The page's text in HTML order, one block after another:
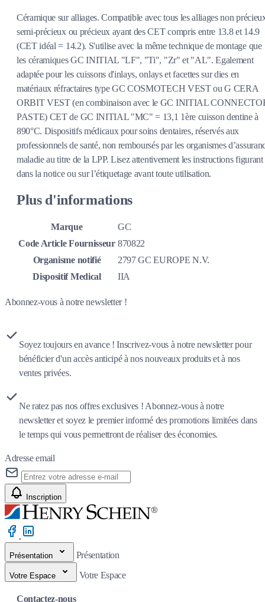
Céramique sur alliages. Compatible avec tous les alliages non
semi-précieux ou précieux ayant des CET compris entre 13.8 et 14.9
(CET idéal = 14.2). S'utilise avec la même technique de montage que
les céramiques GC INITIAL "LF", "Ti", "Zr" et "AL". Egalement
adaptée pour les cuissons d'inlays, onlays et facettes sur dies en
matériaux réfractaires type GC COSMOTECH VEST ou G CERA
ORBIT VEST (en combinaison avec le GC INITIAL
PASTE) CET de GC INITIAL "MC" = 13,1 1ère cuisson dentine à
890°C. Dispositifs médicaux pour soins dentaires, réservés aux
professionnels de santé, non remboursés par les organismes
maladie au titre de la LPP. Lisez attentivement les instructions figurant
dans la notice ou sur l’étiquetage avant toute utilisation.
Plus d'informations
Marque
GC
Code Article Fournisseur 870822
Organisme notifié
2797 GC EUROPE N.V.
Dispositif Medical
IIA
Abonnez-vous à notre newsletter !
Soyez toujours en avance ! Inscrivez-vous à notre newsletter pour
bénéficier d'un accès anticipé à nos nouveaux produits et à nos
ventes privées.
Ne ratez pas nos offres exclusives ! Abonnez-vous à notre
newsletter et soyez le premier informé des promotions limitées dans
le temps qui vous permettront de réaliser des économies.
Adresse email
Inscription
Présentation Présentation
Votre Espace Votre Espace
Contactez-nous